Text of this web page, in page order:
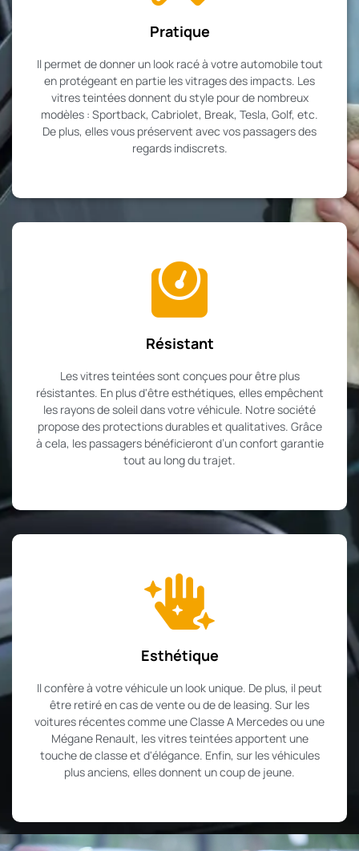
Pratique
Il permet de donner un look racé à votre automobile tout
en protégeant en partie les vitrages des impacts. Les
vitres teintées donnent du style pour de nombreux
modèles : Sportback, Cabriolet, Break, Tesla, Golf, etc.
De plus, elles vous préservent avec vos passagers des
regards indiscrets.
Résistant
Les vitres teintées sont conçues pour être plus
résistantes. En plus d'être esthétiques, elles empêchent
les rayons de soleil dans votre véhicule. Notre société
propose des protections durables et qualitatives. Grâce
à cela, les passagers bénéficieront d’un confort garantie
tout au long du trajet.
Esthétique
Il confère à votre véhicule un look unique. De plus, il peut
être retiré en cas de vente ou de de leasing. Sur les
voitures récentes comme une Classe A Mercedes ou une
Mégane Renault, les vitres teintées apportent une
touche de classe et d'élégance. Enfin, sur les véhicules
plus anciens, elles donnent un coup de jeune.